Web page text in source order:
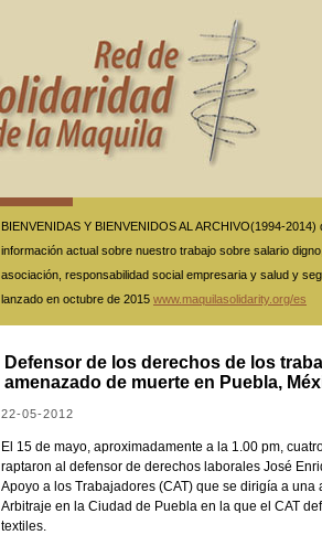
BIENVENIDAS Y BIENVENIDOS AL ARCHIVO(1994-
información actual sobre nuestro trabajo sobre salario
asociación, responsabilidad social empresaria y salud y
lanzado en octubre de 2015 www.maquilasolidarity.org/es
Defensor de los derechos de los
amenazado de muerte en Puebla,
22-05-2012
El 15 de mayo, aproximadamente a la 1.00 pm,
raptaron al defensor de derechos laborales José
Apoyo a los Trabajadores (CAT) que se dirigía a
Arbitraje en la Ciudad de Puebla en la que el CAT
textiles.